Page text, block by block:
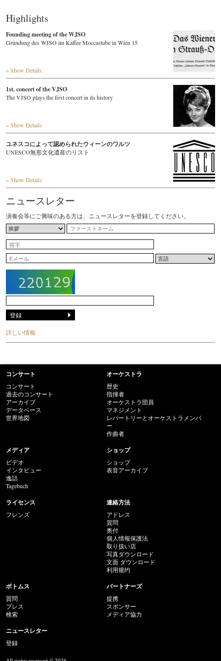
Highlights
Founding meeting of the WJSO
Gründung des WJSO im Kaffee Moccastube in Wien 15
» Show Details
1st. concert of the VJSO
The VJSO plays the first concert in its history
» Show Details
ユネスコによって認められたウィーンのワルツ
UNESCO無形文化遺産のリスト
» Show Details
ニュースレター
演奏会等にご興味のある方は、ニュースレターを登録してください。
詳しい情報
コンサート
コンサート
過去のコンサート
アーカイブ
データベース
世界地図
オーケストラ
歴史
指揮者
オーケストラ団員
マネジメント
レパートリーとオーケストラメンバ
ー
作曲者
メディア
ビデオ
インタビュー
逸話
Tagebuch
ショップ
ショップ
表音アーカイブ
ライセンス
フレンズ
連絡方法
アドレス
質問
奥付
個人情報保護法
取り扱い店
写真ダウンロード
文面 ダウンロード
利用规约
ボトムス
質問
プレス
検索
パートナーズ
提携
スポンサー
メディア協力
ニュースレター
登録